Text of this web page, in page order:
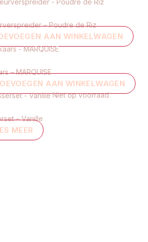
– Poudre de Riz
AAN WINKELWAGEN
– MARQUISE
AAN WINKELWAGEN
Niet op voorraad
– Vanille
MEER